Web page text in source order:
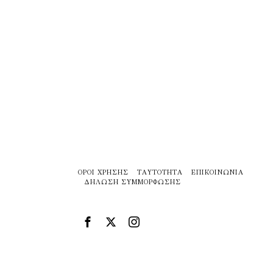
ΌΡΟΙ ΧΡΉΣΗΣ ΤΑΥΤΌΤΗΤΑ
ΕΠΙΚΟΙΝΩΝΊΑ
ΔΉΛΩΣΗ ΣΥΜΜΌΡΦΩΣΗΣ